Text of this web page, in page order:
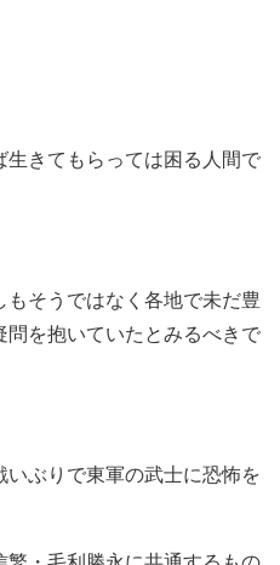
きてもらっては困る人間で
そうではなく各地で未だ豊
を抱いていたとみるべきで
ぶりで東軍の武士に恐怖を